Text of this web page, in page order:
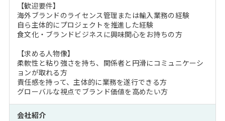
【歓迎要件】
海外ブランドのライセンス管理または輸入業務の経験
自ら主体的にプロジェクトを推進した経験
食文化・ブランドビジネスに興味関心をお持ちの方
【求める人物像】
柔軟性と粘り強さを持ち、関係者と円滑にコミュニケーシ
ョンが取れる方
責任感を持って、主体的に業務を遂行できる方
グローバルな視点でブランド価値を高めたい方
会社紹介